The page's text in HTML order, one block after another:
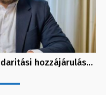
hozzájárulás…